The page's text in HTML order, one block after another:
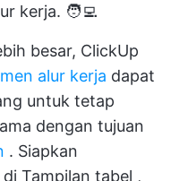
kerja. 🧑‍💻
besar, ClickUp
alur kerja dapat
untuk tetap
dengan tujuan
. Siapkan
Tampilan tabel ,